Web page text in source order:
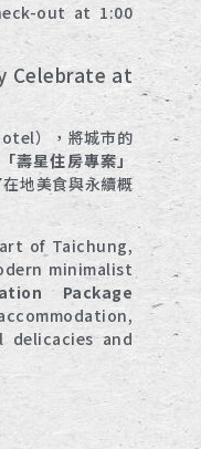
out at 1:00
Celebrate at
），將城市的
「壽星住房專案」
地美食與永續概
of Taichung,
minimalist
Package
and